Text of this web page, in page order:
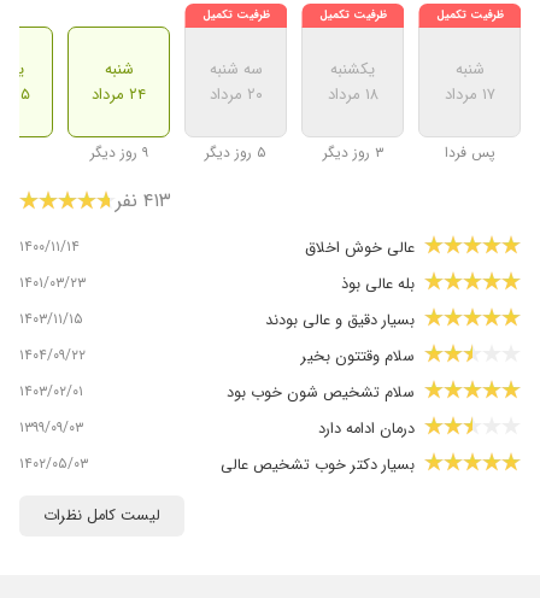
شنبه
۱۷ مرداد
پس فردا
یکشنبه
۱۸ مرداد
۳ روز دیگر
سه شنبه
۲۰ مرداد
۵ روز دیگر
شنبه
۲۴ مرداد
۹ روز دیگر
۲۵ مرداد
۴۱۳ نفر
عالی خوش اخلاق ۱۴۰۰/۱۱/۱۴
بله عالی بوذ ۱۴۰۱/۰۳/۲۳
بسیار دقیق و عالی بودند ۱۴۰۳/۱۱/۱۵
سلام وقتتون بخیر ۱۴۰۴/۰۹/۲۲
سلام تشخیص شون خوب بود ۱۴۰۳/۰۲/۰۱
درمان ادامه دارد ۱۳۹۹/۰۹/۰۳
بسیار دکتر خوب تشخیص عالی ۱۴۰۲/۰۵/۰۳
لیست کامل نظرات